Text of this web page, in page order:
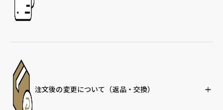
注文後の変更について （返品・交換）